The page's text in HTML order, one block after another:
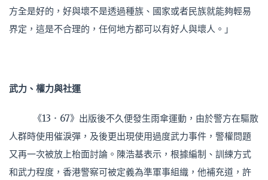
方全是好的，好與壞不是透過種族、國家或者民族就能夠輕易
界定，這是不合理的，任何地方都可以有好人與壞人。」
武力、權力與社運
《13．67》出版後不久便發生雨傘運動，由於警方在驅散
人群時使用催淚彈，及後更出現使用過度武力事件，警權問題
又再一次被放上枱面討論。陳浩基表示，根據編制、訓練方式
和武力程度，香港警察可被定義為準軍事組織，他補充道，許